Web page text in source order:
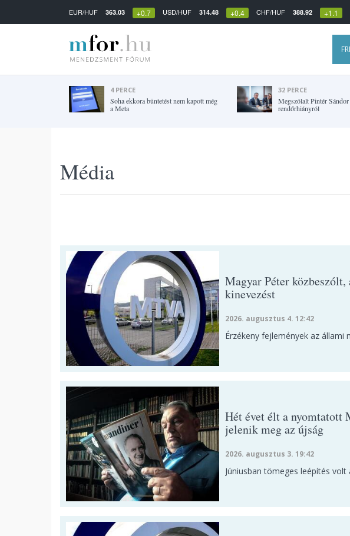
EUR/HUF 363.03 +0.7 USD/HUF 314.48 +0.4 CHF/HUF 388.92 +1.1
4 PERCE
Soha ekkora büntetést nem kapott még
a Meta
32 PERCE
Megszólalt Pintér Sándor
rendőrhiányról
Média
Magyar Péter
kinevezést
2026. augusztus 4. 12:42
Érzékeny fejlemények az állami
Hét évet élt a nyomtatott
jelenik meg az újság
2026. augusztus 3. 19:42
Júniusban tömeges leépítés volt